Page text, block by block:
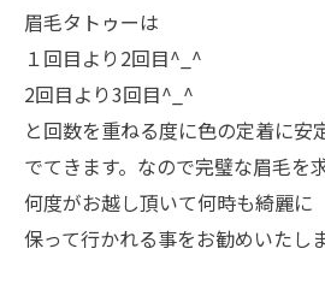
眉毛タトゥーは
１回目より2回目^_^
2回目より3回目^_^
と回数を重ねる度に色の定着に安
でてきます。なので完璧な眉毛を
何度がお越し頂いて何時も綺麗に
保って行かれる事をお勧めいたし